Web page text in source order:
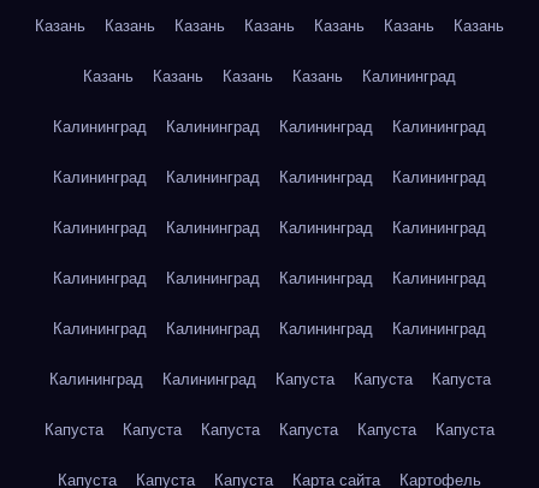
Казань Казань Казань Казань Казань Казань Казань
Казань Казань Казань Казань Калининград
Калининград Калининград Калининград Калининград
Калининград Калининград Калининград Калининград
Калининград Калининград Калининград Калининград
Калининград Калининград Калининград Калининград
Калининград Калининград Калининград Калининград
Калининград Калининград Капуста Капуста Капуста
Капуста Капуста Капуста Капуста Капуста Капуста
Капуста Капуста Капуста Карта сайта Картофель